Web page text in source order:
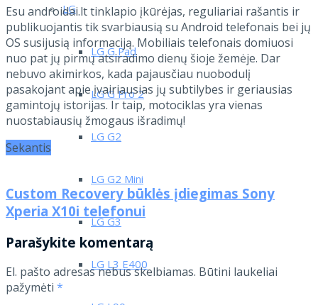
LG
LG G Pad
LG G Pro 2
LG G2
LG G2 Mini
LG G3
LG L3 E400
Esu androidai.lt tinklapio įkūrėjas, reguliariai rašantis ir
publikuojantis tik svarbiausią su Android telefonais bei jų
OS susijusią informaciją. Mobiliais telefonais domiuosi
nuo pat jų pirmų atsiradimo dienų šioje žemėje. Dar
nebuvo akimirkos, kada pajausčiau nuobodulį
pasakojant apie įvairiausias jų subtilybes ir geriausias
gamintojų istorijas. Ir taip, motociklas yra vienas
nuostabiausių žmogaus išradimų!
Sekantis
Custom Recovery būklės įdiegimas Sony
Xperia X10i telefonui
Parašykite komentarą
El. pašto adresas nebus skelbiamas. Būtini laukeliai
pažymėti *